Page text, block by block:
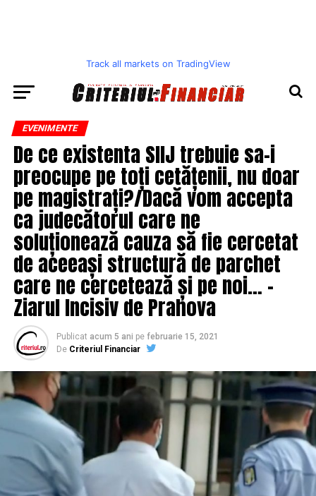
Track all markets on TradingView
EVENIMENTE
De ce existenta SIIJ trebuie sa-i
preocupe pe toți cetățenii, nu doar
pe magistrați?/Dacă vom accepta
ca judecătorul care ne
soluționează cauza să fie cercetat
de aceeași structură de parchet
care ne cercetează și pe noi… –
Ziarul Incisiv de Prahova
Publicat acum 5 ani pe februarie 15, 2021
De Criteriul Financiar